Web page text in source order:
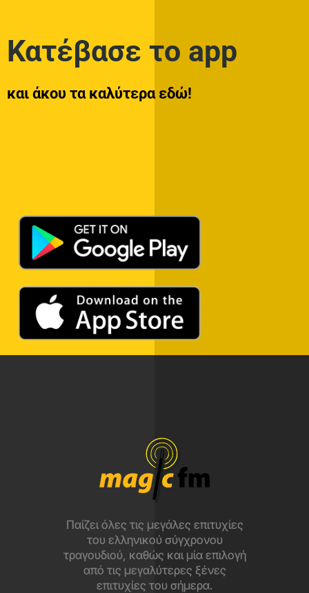
Κατέβασε το app
και άκου τα καλύτερα εδώ!
Παίζει όλες τις μεγάλες επιτυχίες
του ελληνικού σύγχρονου
τραγουδιού, καθώς και μία επιλογή
από τις μεγαλύτερες ξένες
επιτυχίες του σήμερα.